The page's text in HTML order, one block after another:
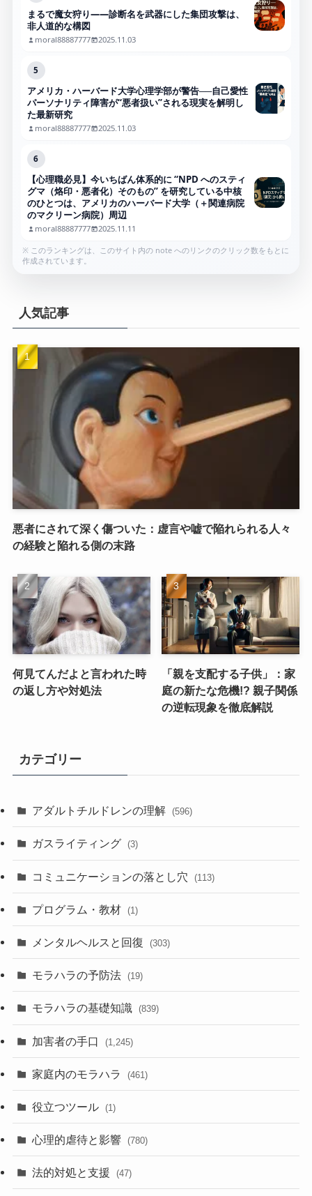
まるで魔女狩り——診断名を武器にした集団攻撃は、
非人道的な構図
moral88887777 2025.11.03
5
アメリカ・ハーバード大学心理学部が警告──自己愛性
パーソナリティ障害が“悪者扱い”される現実を解明し
た最新研究
moral88887777 2025.11.03
6
【心理職必見】今いちばん体系的に “NPD へのスティ
グマ（烙印・悪者化）そのもの” を研究している中核
のひとつは、アメリカのハーバード大学（＋関連病院
のマクリーン病院）周辺
moral88887777 2025.11.11
※ このランキングは、このサイト内の note へのリンクのクリック数をもとに
作成されています。
人気記事
悪者にされて深く傷ついた：虚言や嘘で陥れられる人々
の経験と陥れる側の末路
何見てんだよと言われた時
の返し方や対処法
「親を支配する子供」：家
庭の新たな危機!? 親子関係
の逆転現象を徹底解説
カテゴリー
アダルトチルドレンの理解 (596)
ガスライティング (3)
コミュニケーションの落とし穴 (113)
プログラム・教材 (1)
メンタルヘルスと回復 (303)
モラハラの予防法 (19)
モラハラの基礎知識 (839)
加害者の手口 (1,245)
家庭内のモラハラ (461)
役立つツール (1)
心理的虐待と影響 (780)
法的対処と支援 (47)